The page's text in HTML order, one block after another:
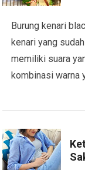
Burung kenari
kenari yang
memiliki suara
kombinasi warna